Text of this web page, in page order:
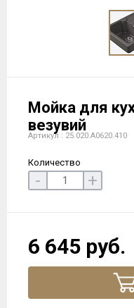
Мойка для
везувий
Артикул : 25.020.A0620.410
Количество
- +
6 645 руб.